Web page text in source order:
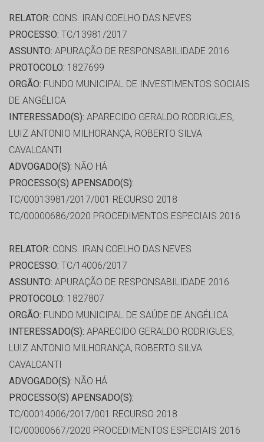
RELATOR: CONS. IRAN COELHO DAS NEVES
PROCESSO: TC/13981/2017
ASSUNTO: APURAÇÃO DE RESPONSABILIDADE 2016
PROTOCOLO: 1827699
ORGÃO: FUNDO MUNICIPAL DE INVESTIMENTOS SOCIAIS
DE ANGÉLICA
INTERESSADO(S): APARECIDO GERALDO RODRIGUES,
LUIZ ANTONIO MILHORANÇA, ROBERTO SILVA
CAVALCANTI
ADVOGADO(S): NÃO HÁ
PROCESSO(S) APENSADO(S):
TC/00013981/2017/001 RECURSO 2018
TC/00000686/2020 PROCEDIMENTOS ESPECIAIS 2016
RELATOR: CONS. IRAN COELHO DAS NEVES
PROCESSO: TC/14006/2017
ASSUNTO: APURAÇÃO DE RESPONSABILIDADE 2016
PROTOCOLO: 1827807
ORGÃO: FUNDO MUNICIPAL DE SAÚDE DE ANGÉLICA
INTERESSADO(S): APARECIDO GERALDO RODRIGUES,
LUIZ ANTONIO MILHORANÇA, ROBERTO SILVA
CAVALCANTI
ADVOGADO(S): NÃO HÁ
PROCESSO(S) APENSADO(S):
TC/00014006/2017/001 RECURSO 2018
TC/00000667/2020 PROCEDIMENTOS ESPECIAIS 2016